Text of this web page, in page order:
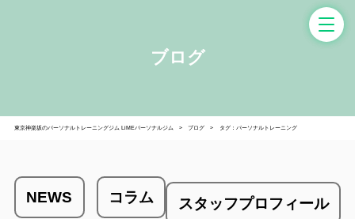
ブログ
東京神楽坂のパーソナルトレーニングジム LiMEパーソナルジム ブログ タグ：パーソナルトレーニング
NEWS コラム スタッフプロフィール